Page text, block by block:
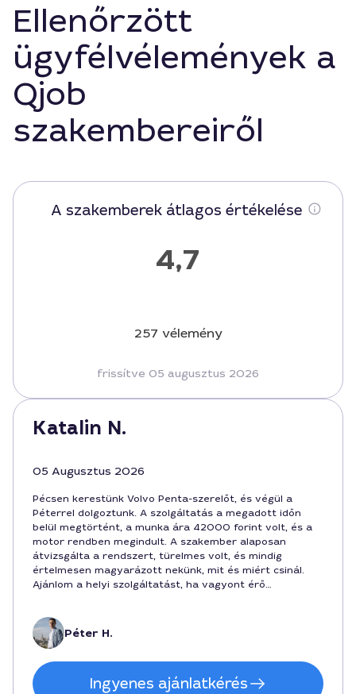
Ellenőrzött
ügyfélvélemények a
Qjob
szakembereiről
A szakemberek átlagos értékelése
4,7
257 vélemény
frissítve 05 augusztus 2026
Katalin N.
05 Augusztus 2026
Pécsen kerestünk Volvo Penta-szerelőt, és végül a
Péterrel dolgoztunk. A szolgáltatás a megadott időn
belül megtörtént, a munka ára 42000 forint volt, és a
motor rendben megindult. A szakember alaposan
átvizsgálta a rendszert, türelmes volt, és mindig
értelmesen magyarázott nekünk, mit és miért csinál.
Ajánlom a helyi szolgáltatást, ha vagyont érő
Péter H.
Ingyenes ajánlatkérés